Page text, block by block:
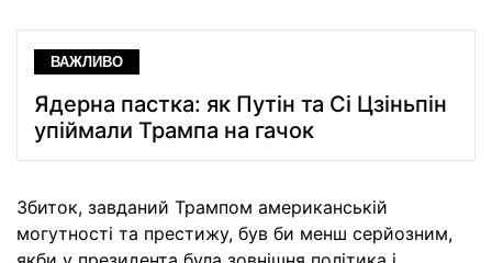
ВАЖЛИВО
Ядерна пастка: як Путін та Сі Цзіньпін
упіймали Трампа на гачок
Збиток, завданий Трампом американській
могутності та престижу, був би менш серйозним,